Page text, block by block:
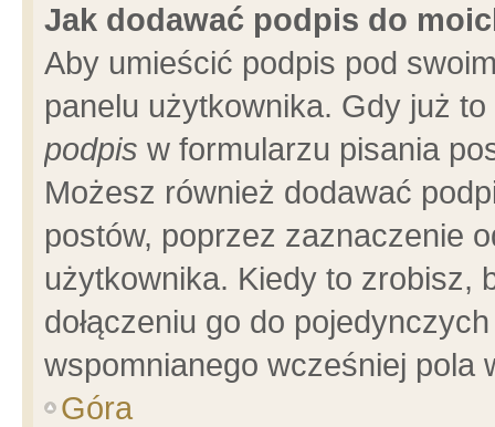
Jak dodawać podpis do
Aby umieścić podpis pod
panelu użytkownika. Gdy już
podpis w formularzu pisania
Możesz również dodawać
postów, poprzez zaznaczenie
użytkownika. Kiedy to zrobisz,
dołączeniu go do
wspomnianego wcześniej pola
Góra